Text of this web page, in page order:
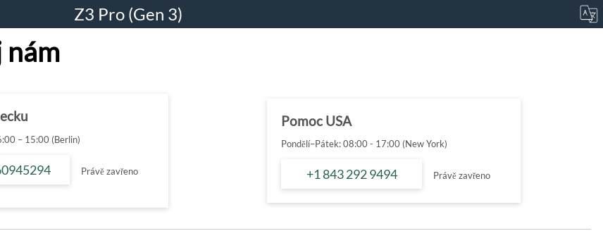
Z3 Pro (Gen 3)
nám
– 15:00 (Berlin)
Právě zavřeno
Pomoc USA
Pondělí–Pátek: 08:00 - 17:00 (New York)
+1 843 292 9494 Právě zavřeno